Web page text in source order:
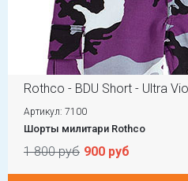
Rothco - BDU Short - Ultra
Артикул: 7100
Шорты милитари Rothco
1 800 руб 900 руб